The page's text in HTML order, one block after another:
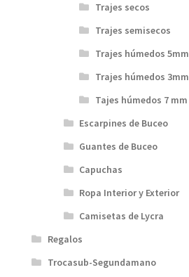
Trajes secos
Trajes semisecos
Trajes húmedos 5mm
Trajes húmedos 3mm
Tajes húmedos 7 mm
Escarpines de Buceo
Guantes de Buceo
Capuchas
Ropa Interior y Exterior
Camisetas de Lycra
Regalos
Trocasub-Segundamano